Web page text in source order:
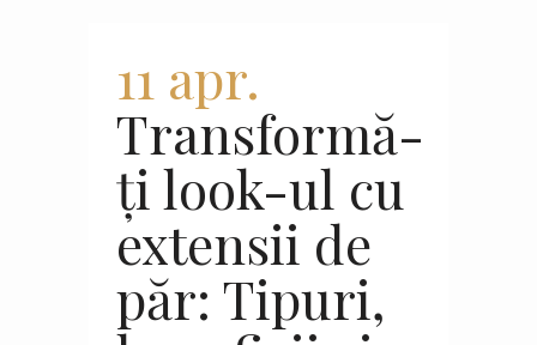
11 apr.
Transformă-
ți look-ul cu
extensii de
păr: Tipuri,